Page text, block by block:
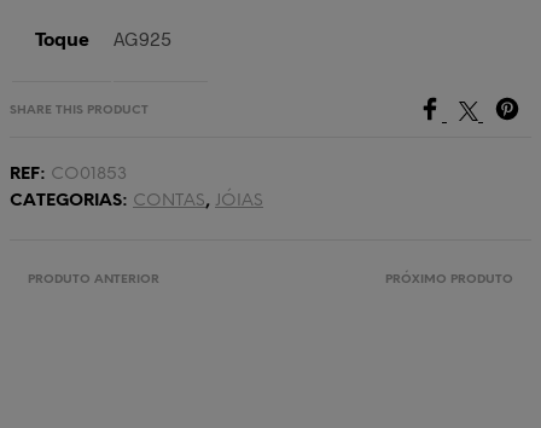
Toque AG925
SHARE THIS PRODUCT
REF: CO01853
CATEGORIAS: CONTAS, JÓIAS
PRODUTO ANTERIOR PRÓXIMO PRODUTO